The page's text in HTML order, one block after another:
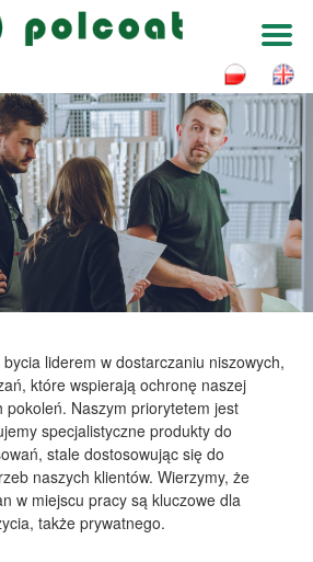
liderem w dostarczaniu niszowych,
, które wspierają ochronę naszej
pokoleń. Naszym priorytetem jest
specjalistyczne produkty do
stale dostosowując się do
naszych klientów. Wierzymy, że
w miejscu pracy są kluczowe dla
także prywatnego.